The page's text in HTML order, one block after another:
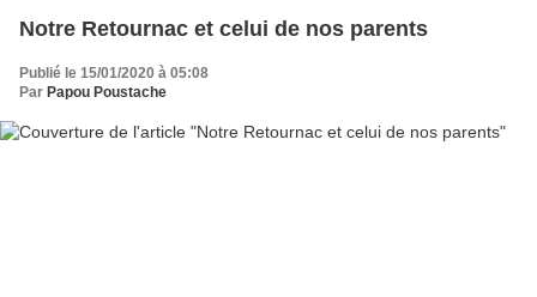
Notre Retournac et celui de nos parents
Publié le 15/01/2020 à 05:08
Par Papou Poustache